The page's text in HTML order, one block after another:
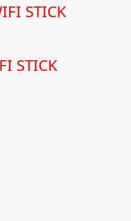
STICK
STICK